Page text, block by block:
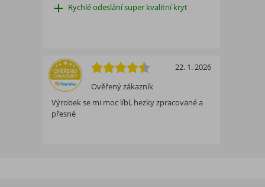
add Rychlé odeslání super kvalitní kryt
Ověřený zákazník
22. 1. 2026
Výrobek se mi moc líbí, hezky zpracované a
přesné